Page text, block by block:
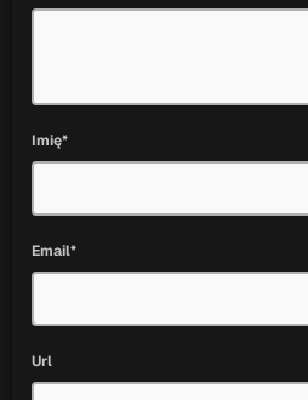
Imię*
Email*
Url